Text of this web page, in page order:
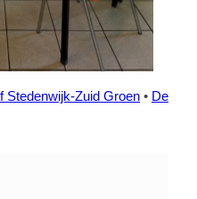
Stedenwijk-Zuid Groen • De